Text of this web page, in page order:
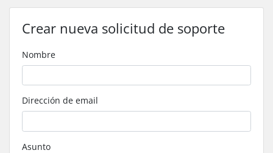
Crear nueva solicitud de soporte
Nombre
Dirección de email
Asunto